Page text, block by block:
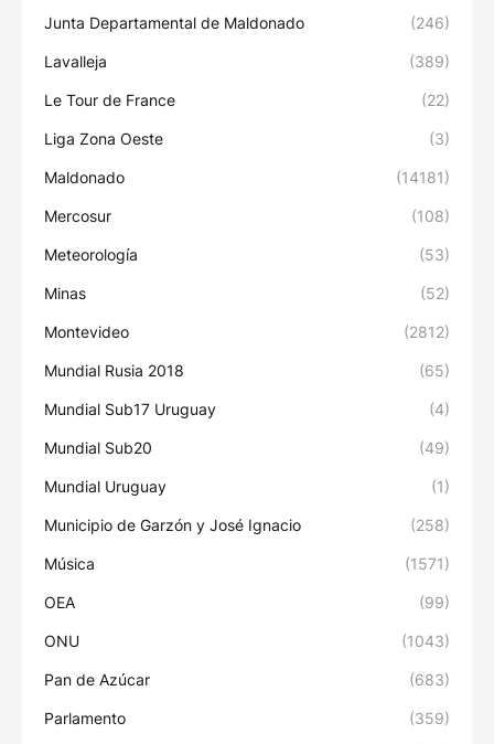
Junta Departamental de Maldonado (246)
Lavalleja (389)
Le Tour de France (22)
Liga Zona Oeste (3)
Maldonado (14181)
Mercosur (108)
Meteorología (53)
Minas (52)
Montevideo (2812)
Mundial Rusia 2018 (65)
Mundial Sub17 Uruguay (4)
Mundial Sub20 (49)
Mundial Uruguay (1)
Municipio de Garzón y José Ignacio (258)
Música (1571)
OEA (99)
ONU (1043)
Pan de Azúcar (683)
Parlamento (359)